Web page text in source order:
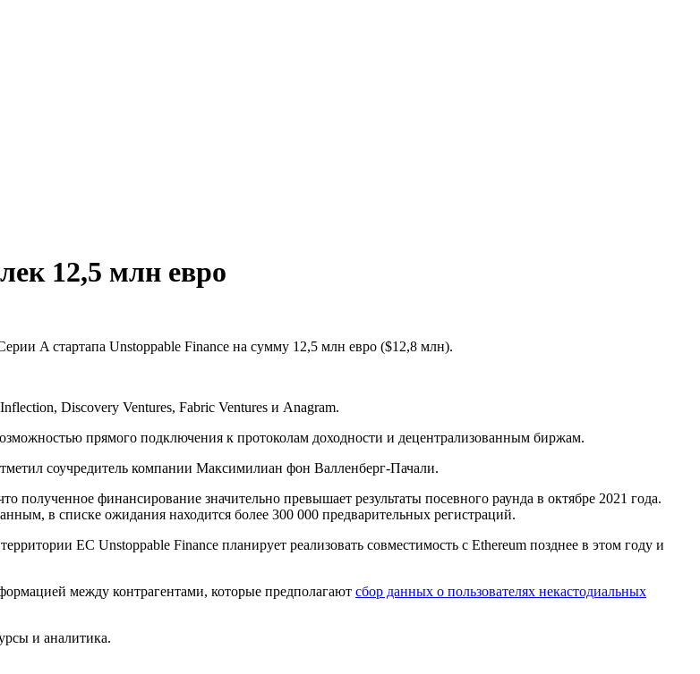
12,5 млн евро
A стартапа Unstoppable Finance на сумму 12,5 млн евро ($12,8 млн).
Discovery Ventures, Fabric Ventures и Anagram.
прямого подключения к протоколам доходности и децентрализованным биржам.
соучредитель компании Максимилиан фон Валленберг-Пачали.
полученное финансирование значительно превышает результаты посевного раунда в октябре 2021 года.
в списке ожидания находится более 300 000 предварительных регистраций.
ЕС Unstoppable Finance планирует реализовать совместимость с Ethereum позднее в этом году и
между контрагентами, которые предполагают сбор данных о пользователях некастодиальных
и аналитика.